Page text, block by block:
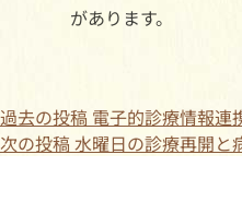
があります。
過去の投稿 電子的診療情報連
次の投稿 水曜日の診療再開と